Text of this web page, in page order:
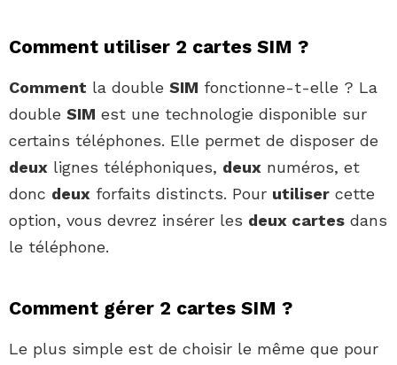
Comment utiliser 2 cartes SIM ?
Comment la double SIM fonctionne-t-elle ? La
double SIM est une technologie disponible sur
certains téléphones. Elle permet de disposer de
deux lignes téléphoniques, deux numéros, et
donc deux forfaits distincts. Pour utiliser cette
option, vous devrez insérer les deux cartes dans
le téléphone.
Comment gérer 2 cartes SIM ?
Le plus simple est de choisir le même que pour